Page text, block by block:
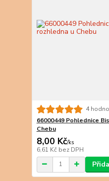
4
66000449 Pohlednice
Chebu
8,00 Kč/ks
6,61 Kč bez DPH